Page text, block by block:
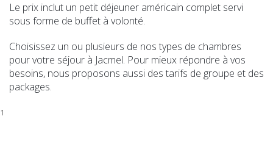
Le prix inclut un petit déjeuner américain complet servi
sous forme de buffet à volonté.
Choisissez un ou plusieurs de nos types de chambres
pour votre séjour à Jacmel. Pour mieux répondre à vos
besoins, nous proposons aussi des tarifs de groupe et des
packages.
1